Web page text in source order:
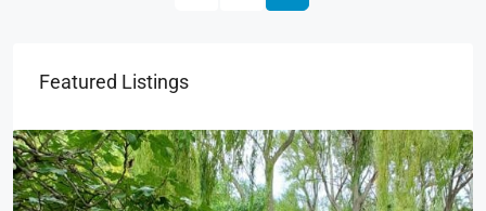
Featured Listings